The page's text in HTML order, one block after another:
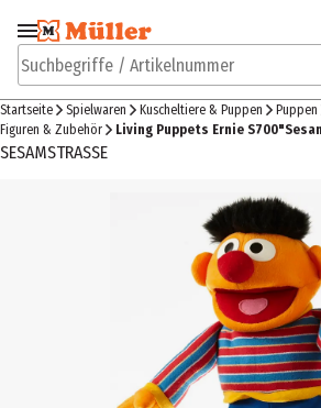
Zur Navigation
springen
Zum
Suchbegriffe / Artikelnummer
Startseite Spielwaren Kuscheltiere & Puppen Puppen
Figuren & Zubehör
Living Puppets Ernie
SESAMSTRASSE